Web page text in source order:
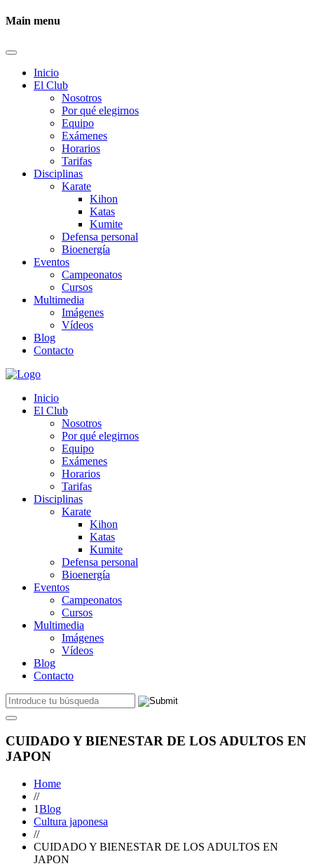
Main menu
Inicio
El Club
Nosotros
Por qué elegirnos
Equipo
Exámenes
Horarios
Tarifas
Disciplinas
Karate
Kihon
Katas
Kumite
Defensa personal
Bioenergía
Eventos
Campeonatos
Cursos
Multimedia
Imágenes
Vídeos
Blog
Contacto
Inicio
El Club
Nosotros
Por qué elegirnos
Equipo
Exámenes
Horarios
Tarifas
Disciplinas
Karate
Kihon
Katas
Kumite
Defensa personal
Bioenergía
Eventos
Campeonatos
Cursos
Multimedia
Imágenes
Vídeos
Blog
Contacto
CUIDADO Y BIENESTAR DE LOS ADULTOS EN
JAPON
Home
//
1Blog
Cultura japonesa
//
CUIDADO Y BIENESTAR DE LOS ADULTOS EN
JAPON